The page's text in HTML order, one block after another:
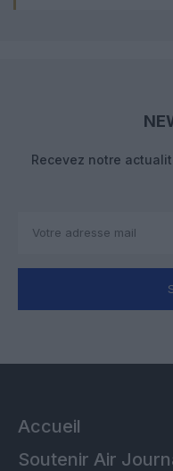
Recevez notre
Accueil
Soutenir Air